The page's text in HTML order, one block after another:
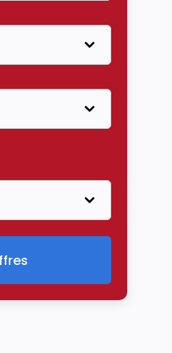
Industrie
les offres